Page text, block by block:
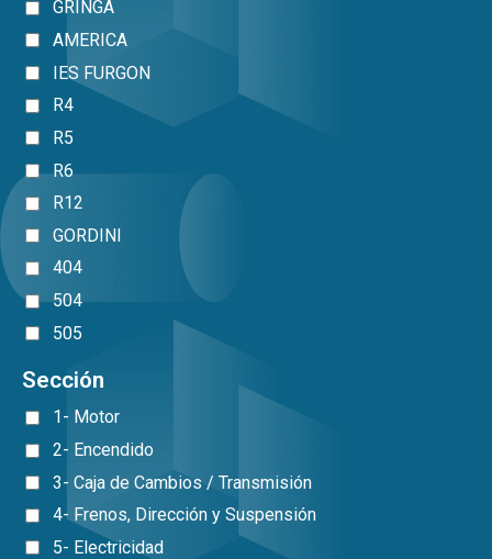
GRINGA
AMERICA
IES FURGON
R4
R5
R6
R12
GORDINI
404
504
505
Sección
1- Motor
2- Encendido
3- Caja de Cambios / Transmisión
4- Frenos, Dirección y Suspensión
5- Electricidad